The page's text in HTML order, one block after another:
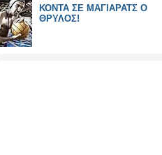
ΚΟΝΤΑ ΣΕ ΜΑΓΙΑΡΑΤΣ Ο
ΘΡΥΛΟΣ!